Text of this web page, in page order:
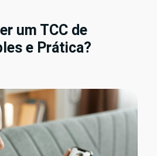
um TCC de
e Prática?